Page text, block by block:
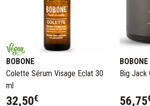
BOBONE
Colette Sérum Visage Eclat 30
ml
32,50€
BOBONE
Big Jack
56,75